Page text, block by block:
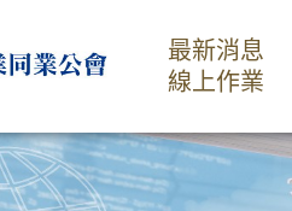
最新消息
線上作業